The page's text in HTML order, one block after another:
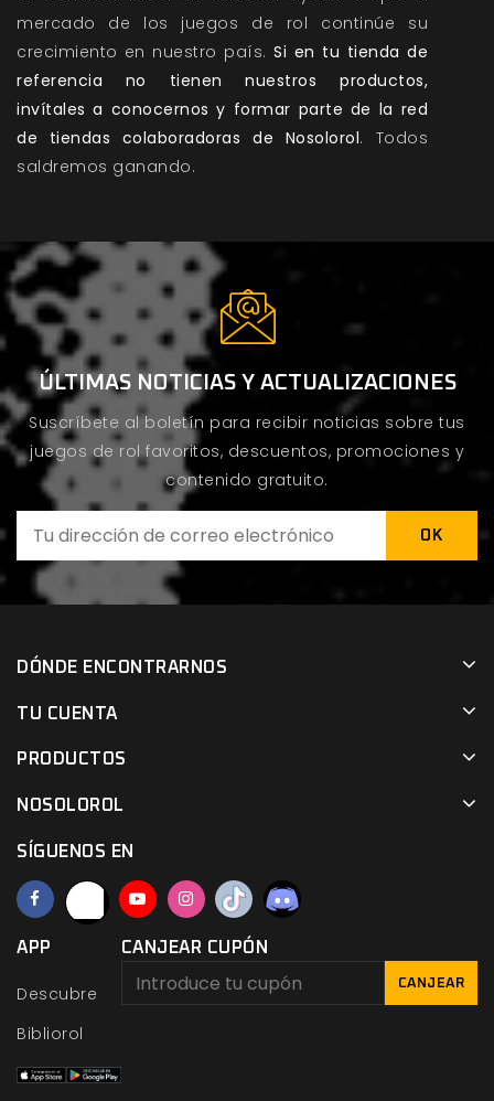
mercado de los juegos de rol continúe su
crecimiento en nuestro país. Si en tu tienda de
referencia no tienen nuestros productos,
invítales a conocernos y formar parte de la red
de tiendas colaboradoras de Nosolorol. Todos
saldremos ganando.
ÚLTIMAS NOTICIAS Y ACTUALIZACIONES
Suscríbete al boletín para recibir noticias sobre tus
juegos de rol favoritos, descuentos, promociones y
contenido gratuito.
DÓNDE ENCONTRARNOS
TU CUENTA
PRODUCTOS
NOSOLOROL
SÍGUENOS EN
APP
Descubre
Bibliorol
CANJEAR CUPÓN
CANJEAR